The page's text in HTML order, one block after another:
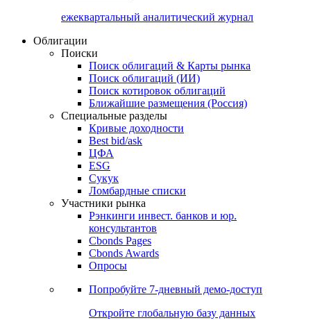
ежеквартальный аналитический журнал
Облигации
Поиски
Поиск облигаций & Карты рынка
Поиск облигаций (ИИ)
Поиск котировок облигаций
Ближайшие размещения (Россия)
Специальные разделы
Кривые доходности
Best bid/ask
ЦФА
ESG
Сукук
Ломбардные списки
Участники рынка
Рэнкинги инвест. банков и юр.
консультантов
Cbonds Pages
Cbonds Awards
Опросы
Попробуйте 7-дневный демо-доступ
Откройте глобальную базу данных